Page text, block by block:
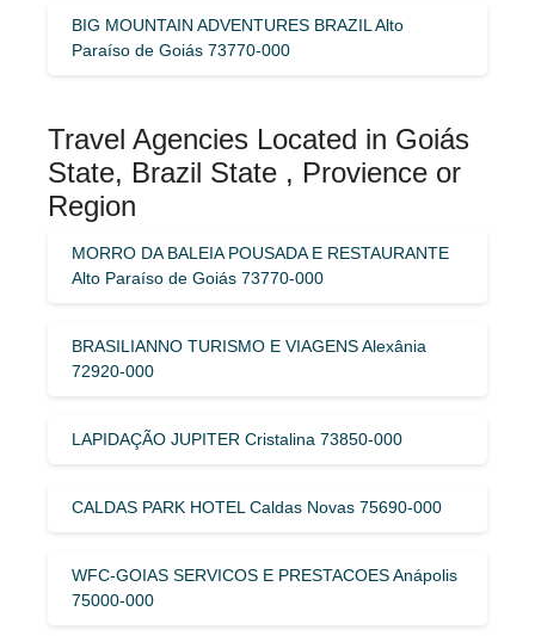
BIG MOUNTAIN ADVENTURES BRAZIL Alto
Paraíso de Goiás 73770-000
Travel Agencies Located in Goiás
State, Brazil State , Provience or
Region
MORRO DA BALEIA POUSADA E RESTAURANTE
Alto Paraíso de Goiás 73770-000
BRASILIANNO TURISMO E VIAGENS Alexânia
72920-000
LAPIDAÇÃO JUPITER Cristalina 73850-000
CALDAS PARK HOTEL Caldas Novas 75690-000
WFC-GOIAS SERVICOS E PRESTACOES Anápolis
75000-000